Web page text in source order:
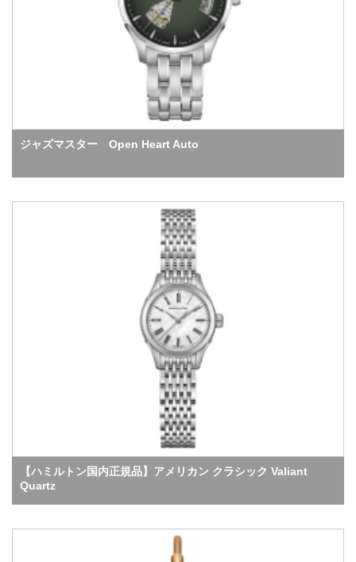
ジャズマスター Open Heart Auto
【ハミルトン国内正規品】アメリカン クラシック Valiant
Quartz